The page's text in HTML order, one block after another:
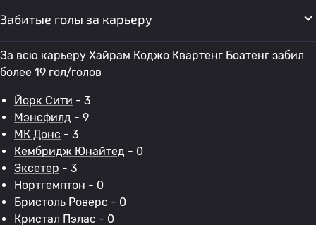
Забитые голы за карьеру
За всю карьеру Хайрам Коджо Квартенг Боатенг забил
более 19 гол/голов
Йорк Сити - 3
Мэнсфилд - 9
МК Донс - 3
Кембридж Юнайтед - 0
Эксетер - 3
Нортгемптон - 0
Бристоль Роверс - 0
Кристал Пэлас - 0